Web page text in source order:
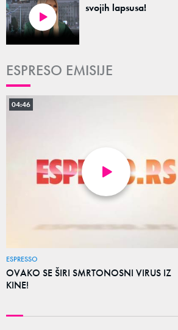
svojih lapsusa!
ESPRESO EMISIJE
04:46
ESPRESSO
OVAKO SE ŠIRI SMRTONOSNI VIRUS IZ
KINE!